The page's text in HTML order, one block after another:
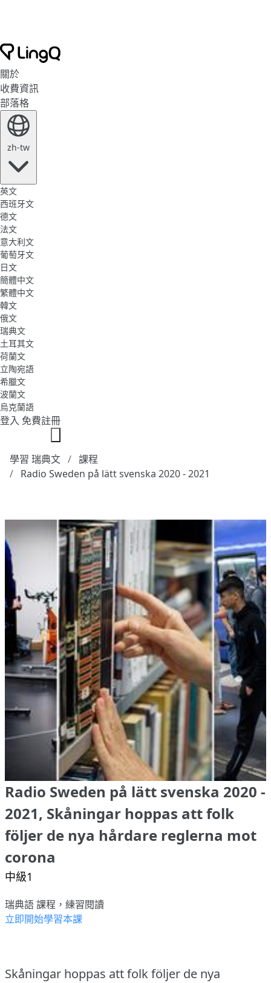
關於
收費資訊
部落格
zh-tw
英文
西班牙文
德文
法文
意大利文
葡萄牙文
日文
簡體中文
繁體中文
韓文
俄文
瑞典文
土耳其文
荷蘭文
立陶宛語
希臘文
波蘭文
烏克蘭語
登入 免費註冊
學習 瑞典文
課程
Radio Sweden på lätt svenska 2020 - 2021
Radio Sweden på lätt svenska 2020 -
2021, Skåningar hoppas att folk
följer de nya hårdare reglerna mot
corona
中級1
瑞典語 課程，練習閱讀
立即開始學習本課
Skåningar hoppas att folk följer de nya